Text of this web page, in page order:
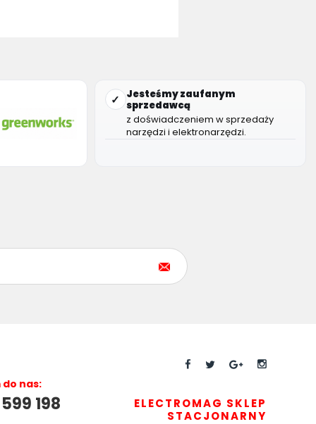
✓
Jesteśmy zaufanym
sprzedawcą
z doświadczeniem w sprzedaży
narzędzi i elektronarzędzi.
nas:
198
ELECTROMAG SKLEP
STACJONARNY